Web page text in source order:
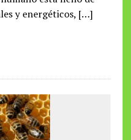
y energéticos, […]